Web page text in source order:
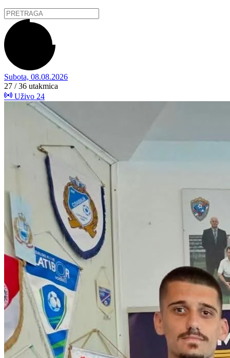
Subota, 08.08.2026
27 / 36 utakmica
Uživo 24